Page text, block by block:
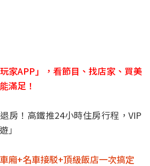
家APP」，看節目、找店家、買美
滿足！
廂+名車接駁+頂級飯店一次搞定